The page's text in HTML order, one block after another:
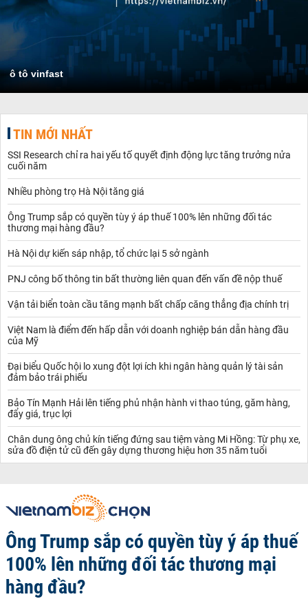
ô tô vinfast
TIN MỚI NHẤT
SSI Research chỉ ra hai yếu tố quyết định động lực tăng trưởng nửa
cuối năm
Nhiều phòng trọ Hà Nội tăng giá
Ông Trump sắp có quyền tùy ý áp thuế 100% lên những đối tác
thương mại hàng đầu?
Hà Nội dự kiến sáp nhập, tổ chức lại 5 sở ngành
PNJ công bố thông tin bất thường liên quan đến vấn đề nộp thuế
Vận tải biển toàn cầu tăng mạnh bất chấp căng thẳng địa chính trị
Việt Nam là điểm đến hấp dẫn với doanh nghiệp bán dẫn hàng đầu
của Mỹ
Đại biểu Quốc hội lo xung đột lợi ích khi ngân hàng quản lý tài sản
đảm bảo trái phiếu
Bảo Tín Mạnh Hải lên tiếng phủ nhận hành vi thao túng, găm hàng,
đẩy giá, trục lợi
Chân dung ông chủ kín tiếng đứng sau tiệm vàng Mi Hồng: Từ phụ xe,
sửa đồ điện tử cũ đến gây dựng thương hiệu hơn 35 năm tuổi
Ông Trump sắp có quyền tùy ý áp thuế
100% lên những đối tác thương mại
hàng đầu?